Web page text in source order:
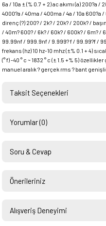
6a / 10a ± (% 0.7 + 2) ac akımı (a) 200?a
4000?a / 40ma / 400ma / 4a / 10a 600?a
direnç (?) 200? / 2k? / 20k? / 200k? /
/ 40m? 600? / 6k? / 60k? / 600k? / 6m? /
99.99nf / 999.9nf / 9.999? f / 99.99?f /
frekans (hz) 10 hz-10 mhz (±% 0.1 + 4)
(° f) -40 ° c ~ 1832 ° c (± 1.5 +% 5)
manuel aralık ? gerçek rms ? bant
Taksit Seçenekleri
Yorumlar (0)
Soru & Cevap
Önerileriniz
yetersiz gördüğünüz noktaları öneri
Alışveriş Deneyimi